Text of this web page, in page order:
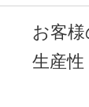
お客様
生産